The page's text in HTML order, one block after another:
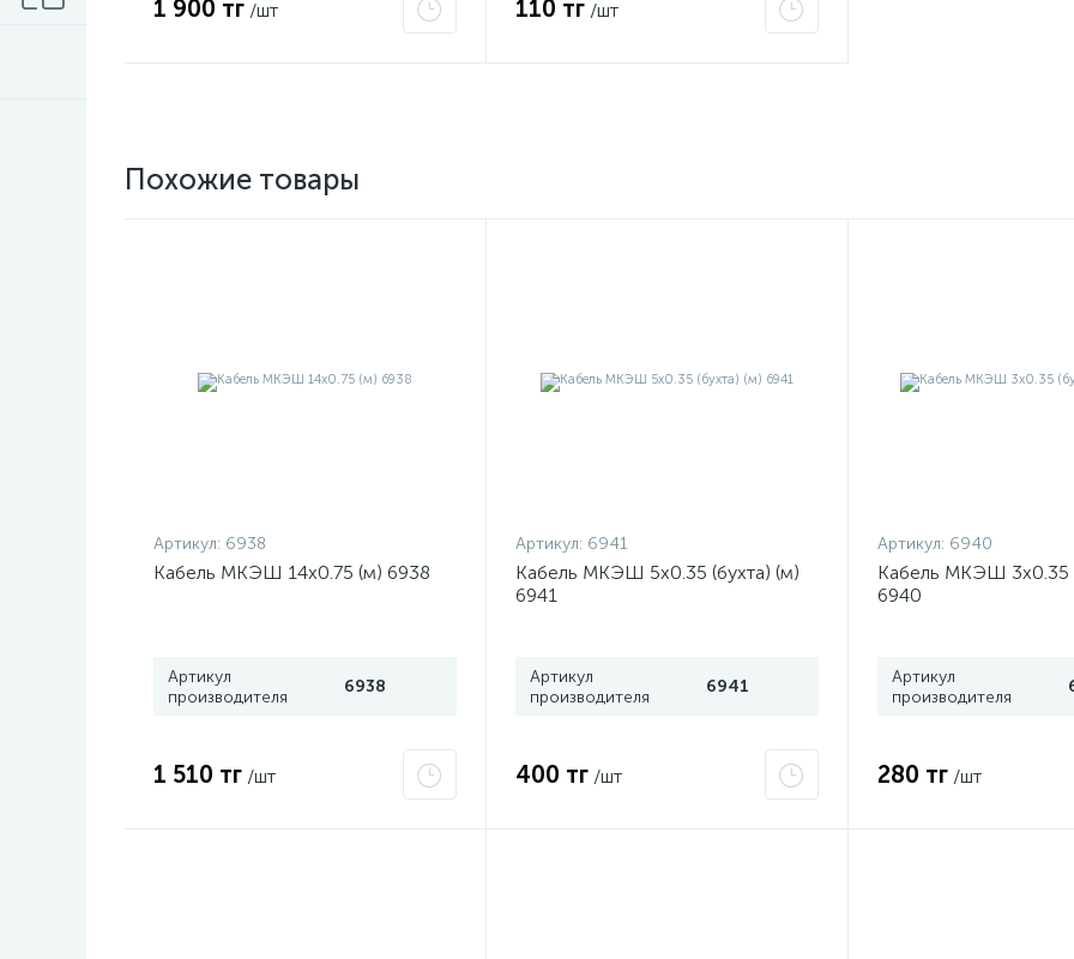
1 900 тг /шт 110 тг /шт
Похожие товары
Артикул: 6938
Кабель МКЭШ 14х0.75 (м) 6938
Артикул
производителя
6938
1 510 тг /шт
Артикул: 6941
Кабель МКЭШ 5х0.35 (бухта) (м)
6941
Артикул
производителя
6941
400 тг /шт
Артикул: 6940
Кабель МКЭШ 3х0.35
6940
Артикул
производителя
280 тг /шт